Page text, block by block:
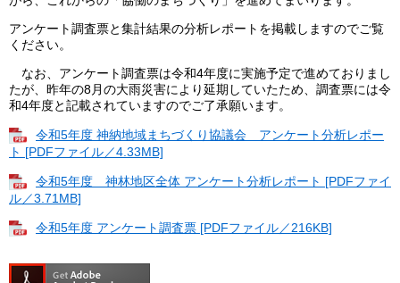
アンケート調査票と集計結果の分析レポートを掲載しますのでご覧
ください​。
なお、アンケート調査票は令和4年度に実施予定で進めておりまし
たが、昨年の8月の大雨災害により延期していたため、調査票には令
和4年度と記載されていますのでご了承願います。
令和5年度 神納地域まちづくり協議会 アンケート分析レポー
ト [PDFファイル／4.33MB]
令和5年度 神林地区全体 アンケート分析レポート [PDFファイ
ル／3.71MB]
令和5年度 アンケート調査票 [PDFファイル／216KB]